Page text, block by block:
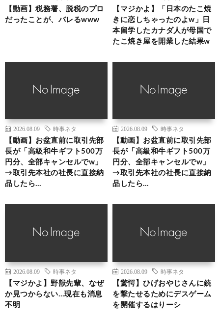
【動画】税務署、脱税のプロ
だったことが、バレるwww
【マジかよ】「日本のたこ焼
きに恋しちゃったのよw」日
本留学したカナダ人が母国で
たこ焼き屋を開業した結果w
2026.08.09 時事ネタ
【動画】お盆直前に取引先部
長が「高級和牛ギフト500万
円分、全部キャンセルでw」
→取引先本社の社長に直接納
品したら…
2026.08.09 時事ネタ
【動画】お盆直前に取引先部
長が「高級和牛ギフト500万
円分、全部キャンセルでw」
→取引先本社の社長に直接納
品したら…
2026.08.09 時事ネタ
【マジかよ】野獣先輩、なぜ
か見つからない…現在も消息
不明
2026.08.09 時事ネタ
【驚愕】ひげおやじさんに銃
を撃たせるためにデスゲーム
を開催するはりーシ